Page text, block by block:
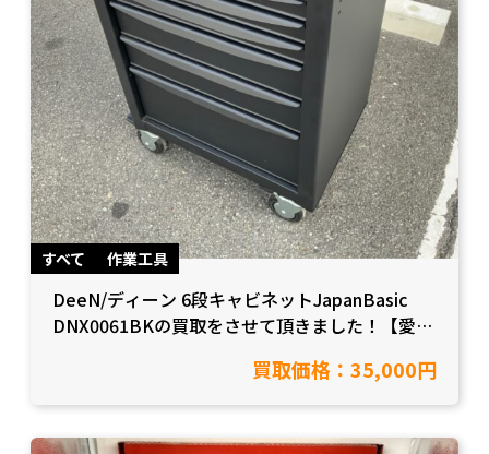
すべて 作業工具
DeeN/ディーン 6段キャビネットJapanBasic
DNX0061BKの買取をさせて頂きました！【愛知
買取価格：35,000円